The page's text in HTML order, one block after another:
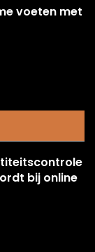
voeten met
bij online